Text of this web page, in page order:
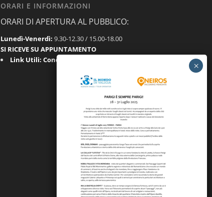
ORARI E INFORMAZIONI
ORARI DI APERTURA AL PUBBLICO:
Lunedì-Venerdì:9.30-12.30 / 15.00-18.00
SI RICEVE SU APPUNTAMENTO
Link Utili:Condizioni Generali